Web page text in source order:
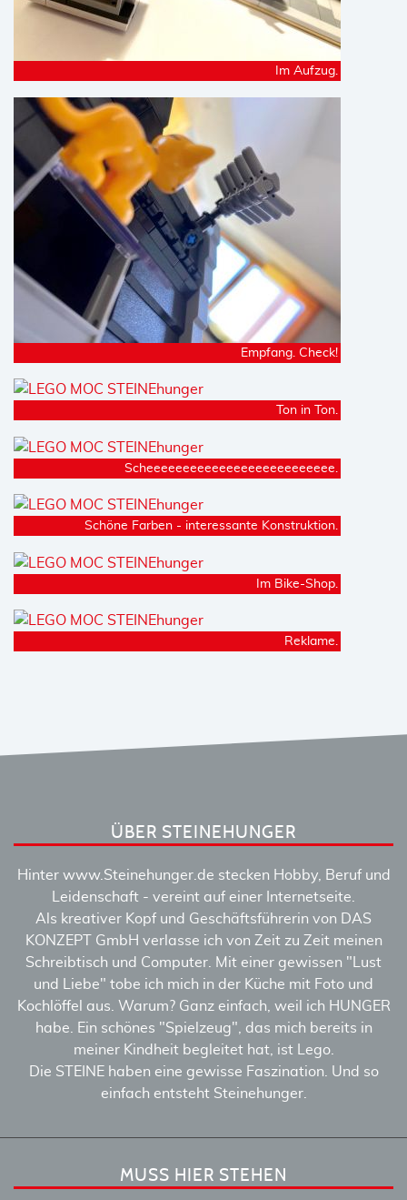
Im Aufzug.
Empfang. Check!
Ton in Ton.
Scheeeeeeeeeeeeeeeeeeeeeeeeee.
Schöne Farben - interessante Konstruktion.
Im Bike-Shop.
Reklame.
ÜBER STEINEHUNGER
Hinter www.Steinehunger.de stecken Hobby, Beruf und
Leidenschaft - vereint auf einer Internetseite.
Als kreativer Kopf und Geschäftsführerin von DAS
KONZEPT GmbH verlasse ich von Zeit zu Zeit meinen
Schreibtisch und Computer. Mit einer gewissen "Lust
und Liebe" tobe ich mich in der Küche mit Foto und
Kochlöffel aus. Warum? Ganz einfach, weil ich HUNGER
habe. Ein schönes "Spielzeug", das mich bereits in
meiner Kindheit begleitet hat, ist Lego.
Die STEINE haben eine gewisse Faszination. Und so
einfach entsteht Steinehunger.
MUSS HIER STEHEN